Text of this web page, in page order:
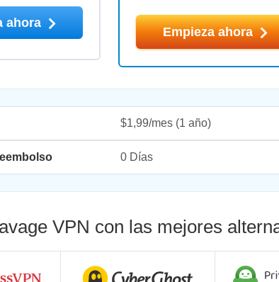
Empieza ahora
ahora
$1,99/mes(1 año)
0 Días
VPN con las mejores